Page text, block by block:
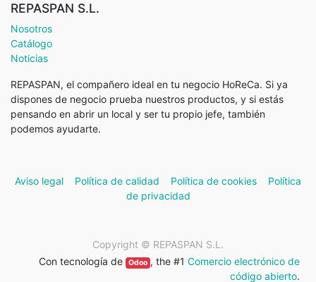
REPASPAN S.L.
Nosotros
Catálogo
Noticias
REPASPAN, el compañero ideal en tu negocio HoReCa. Si ya
dispones de negocio prueba nuestros productos, y si estás
pensando en abrir un local y ser tu propio jefe, también
podemos ayudarte.
Aviso legal Política de calidad Política de cookies
Política
de privacidad
Copyright © REPASPAN S.L.
Con tecnología de
Odoo , the #1 Comercio electrónico de
código abierto.